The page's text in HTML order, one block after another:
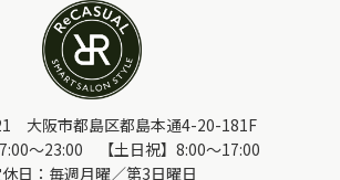
大阪市都島区都島本通4-20-181F
～23:00 【土日祝】8:00～17:00
日：毎週月曜／第3日曜日